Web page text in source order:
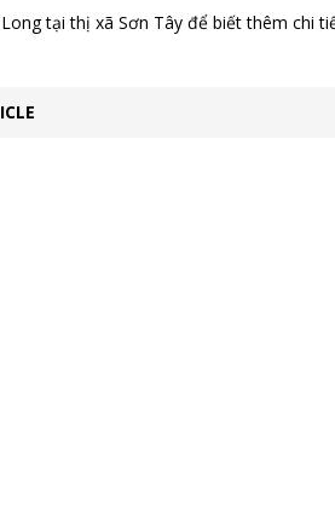
tại thị xã Sơn Tây để biết thêm chi